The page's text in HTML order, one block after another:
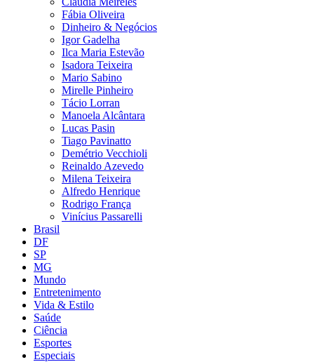
Fábia Oliveira
Dinheiro & Negócios
Igor Gadelha
Ilca Maria Estevão
Isadora Teixeira
Mario Sabino
Mirelle Pinheiro
Tácio Lorran
Manoela Alcântara
Lucas Pasin
Tiago Pavinatto
Demétrio Vecchioli
Reinaldo Azevedo
Milena Teixeira
Alfredo Henrique
Rodrigo França
Vinícius Passarelli
Brasil
DF
SP
MG
Mundo
Entretenimento
Vida & Estilo
Saúde
Ciência
Esportes
Especiais